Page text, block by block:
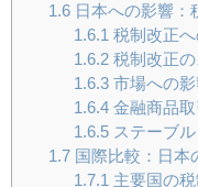
1.6日本への影響：
1.6.1 税制改正
1.6.2税制改正の
1.6.3市場への影
1.6.4金融商品取
1.6.5ステーブル
1.7国際比較：日本
1.7.1 主要国の